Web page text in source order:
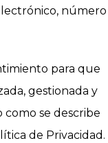
número
para que
gestionada y
como se describe
de Privacidad.